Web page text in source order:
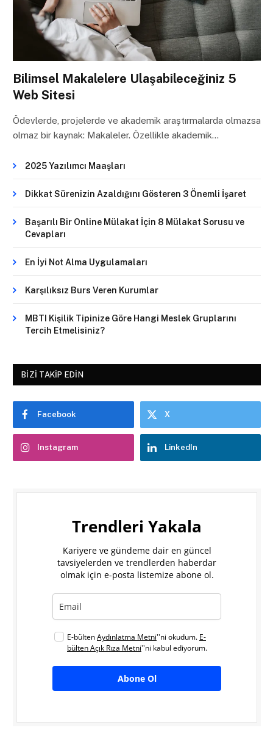
Bilimsel Makalelere Ulaşabileceğiniz 5
Web Sitesi
Ödevlerde, projelerde ve akademik araştırmalarda olmazsa
olmaz bir kaynak: Makaleler. Özellikle akademik…
2025 Yazılımcı Maaşları
Dikkat Sürenizin Azaldığını Gösteren 3 Önemli İşaret
Başarılı Bir Online Mülakat İçin 8 Mülakat Sorusu ve
Cevapları
En İyi Not Alma Uygulamaları
Karşılıksız Burs Veren Kurumlar
MBTI Kişilik Tipinize Göre Hangi Meslek Gruplarını
Tercih Etmelisiniz?
BIZI TAKIP EDIN
Facebook X
Instagram LinkedIn
Trendleri Yakala
Kariyere ve gündeme dair en güncel
tavsiyelerden ve trendlerden haberdar
olmak için e-posta listemize abone ol.
E-bültenAydınlatma Metni''ni okudum. E-
bülten Açık Rıza Metni''ni kabul ediyorum.
Abone Ol